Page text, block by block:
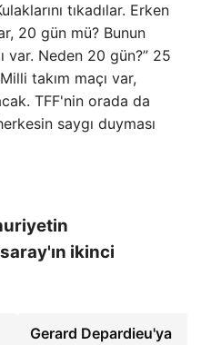
tıkadılar. Erken
20 gün mü? Bunun
var. Neden 20 gün?” 25
takım maçı var,
TFF'nin orada da
saygı duyması
ikinci
Gerard Depardieu'ya